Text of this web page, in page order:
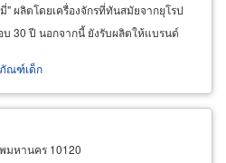
ผลิตโดยเครื่องจักรที่ทันสมัยจากยุโรป
30 ปี นอกจากนี้ ยังรับผลิตให้แบรนด์
ณฑ์เด็ก
มหานคร 10120